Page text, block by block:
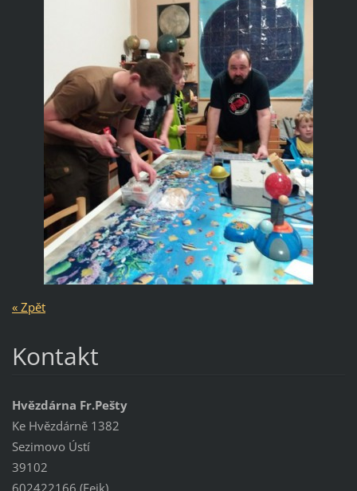
« Zpět
Kontakt
Hvězdárna Fr.Pešty
Ke Hvězdárně 1382
Sezimovo Ústí
39102
602422166 (Feik)